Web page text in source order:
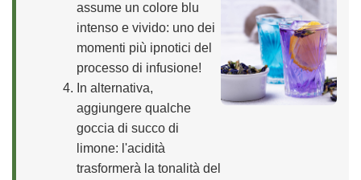
assume un colore blu
intenso e vivido: uno dei
momenti più ipnotici del
processo di infusione!
In alternativa,
aggiungere qualche
goccia di succo di
limone: l'acidità
trasformerà la tonalità del